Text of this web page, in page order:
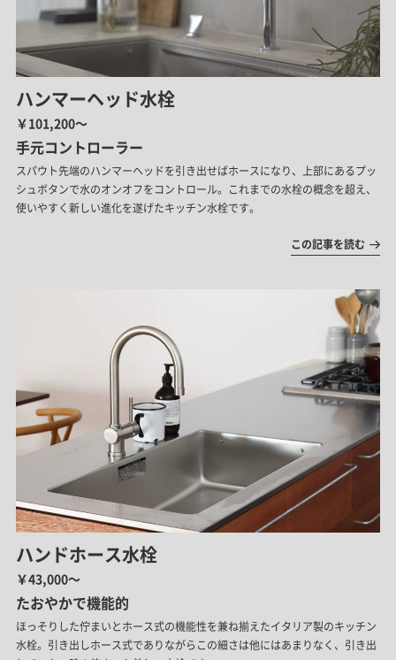
ハンマーヘッド水栓
￥101,200～
手元コントローラー
スパウト先端のハンマーヘッドを引き出せばホースになり、上部にあるプッ
シュボタンで水のオンオフをコントロール。これまでの水栓の概念を超え、
使いやすく新しい進化を遂げたキッチン水栓です。
この記事を読む
ハンドホース水栓
￥43,000～
たおやかで機能的
ほっそりした佇まいとホース式の機能性を兼ね揃えたイタリア製のキッチン
水栓。引き出しホース式でありながらこの細さは他にはあまりなく、引き出